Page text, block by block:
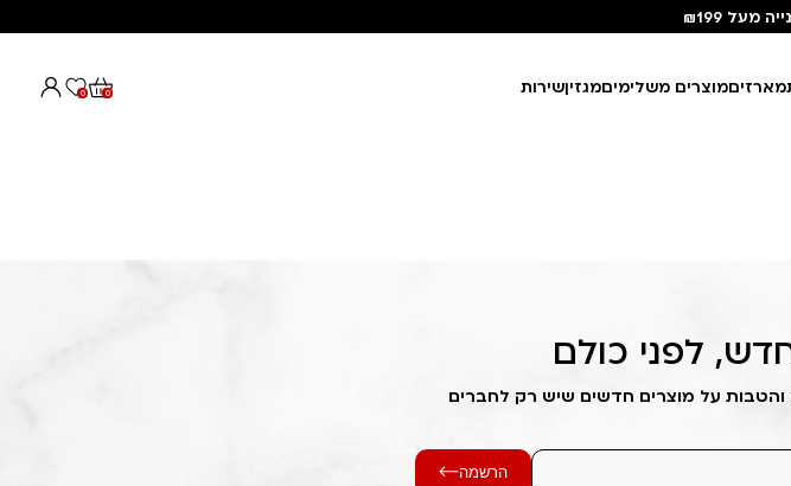
מעל ₪199
מארזיםמוצרים משלימיםמגזיןשירות 0
0
לפני כולם
והטבות על מוצרים חדשים שיש רק לחברים
הרשמה